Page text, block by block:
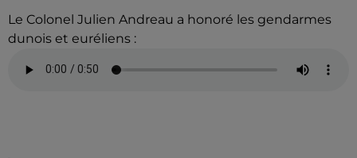
Le Colonel Julien Andreau a honoré les gendarmes
dunois et euréliens :